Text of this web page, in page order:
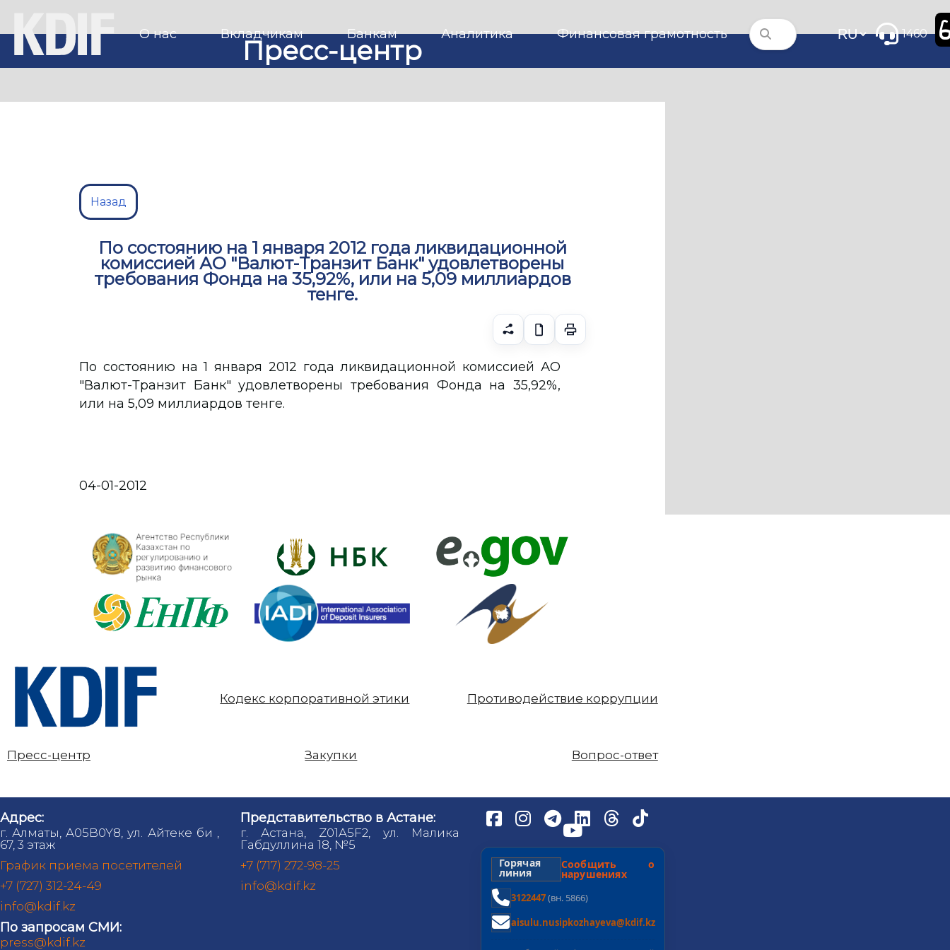
О нас Вкладчикам Банкам Аналитика Финансовая грамотность 1460
Пресс-центр
Назад
По состоянию на 1 января 2012 года ликвидационной
комиссией АО "Валют-Транзит Банк" удовлетворены
требования Фонда на 35,92%, или на 5,09 миллиардов
тенге.
По состоянию на 1 января 2012 года ликвидационной комиссией АО
"Валют-Транзит Банк" удовлетворены требования Фонда на 35,92%,
или на 5,09 миллиардов тенге.
04-01-2012
Кодекс корпоративной этики Противодействие коррупции
Пресс-центр Закупки Вопрос-ответ
Адрес:
г. Алматы, A05B0Y8, ул. Айтеке би ,
67, 3 этаж
График приема посетителей
+7 (727) 312-24-49
info@kdif.kz
По запросам СМИ:
press@kdif.kz
Представительство в Астане:
г. Астана, Z01A5F2, ул. Малика
Габдуллина 18, №5
+7 (717) 272-98-25
info@kdif.kz
Горячая
линия
Сообщить о
нарушениях
3122447(вн. 5866)
aisulu.nusipkozhayeva@kdif.kz